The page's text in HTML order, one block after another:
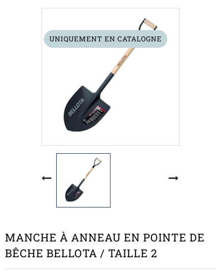
UNIQUEMENT EN CATALOGNE
MANCHE À ANNEAU EN POINTE DE
BÊCHE BELLOTA / TAILLE 2